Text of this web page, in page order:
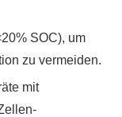
SOC), um
zu vermeiden.
mit